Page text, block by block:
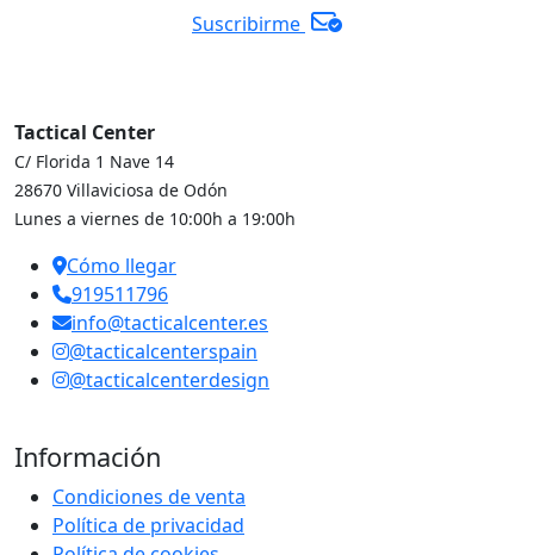
Suscribirme
Tactical Center
C/ Florida 1 Nave 14
28670 Villaviciosa de Odón
Lunes a viernes de 10:00h a 19:00h
Cómo llegar
919511796
info@tacticalcenter.es
@tacticalcenterspain
@tacticalcenterdesign
Información
Condiciones de venta
Política de privacidad